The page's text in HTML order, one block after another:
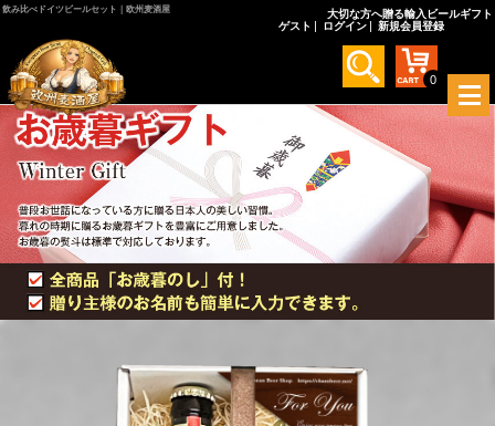
飲み比べドイツビールセット｜欧州麦酒屋
大切な方へ贈る輸入ビールギフト
ゲスト
ログイン 新規会員登録
0
メ
ニ
ュ
ー
を
開
く